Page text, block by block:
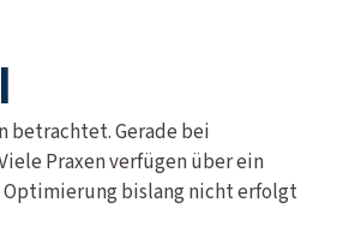
betrachtet. Gerade bei
Praxen verfügen über ein
bislang nicht erfolgt